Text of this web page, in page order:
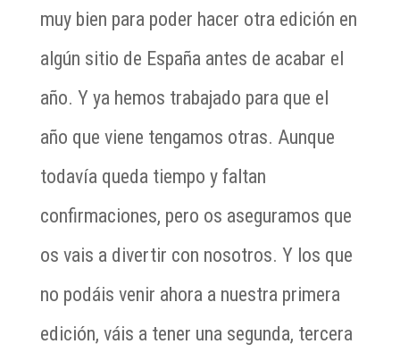
muy bien para poder hacer otra edición en
algún sitio de España antes de acabar el
año. Y ya hemos trabajado para que el
año que viene tengamos otras. Aunque
todavía queda tiempo y faltan
confirmaciones, pero os aseguramos que
os vais a divertir con nosotros. Y los que
no podáis venir ahora a nuestra primera
edición, váis a tener una segunda, tercera